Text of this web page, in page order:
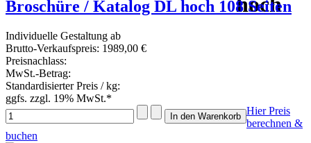
Broschüre / Katalog DL hoch 108 Seiten
Individuelle Gestaltung ab
Brutto-Verkaufspreis: 1989,00 €
Preisnachlass:
MwSt.-Betrag:
Standardisierter Preis / kg:
ggfs. zzgl. 19% MwSt.*
Hier Preis
berechnen &
buchen